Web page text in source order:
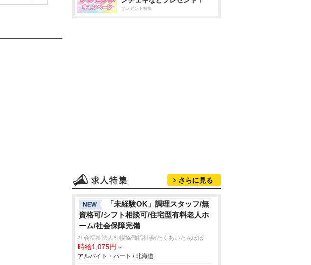
プレゼント特集
さらに見る
NEW
「未経験OK」調理スタッフ/無
資格可/シフト相談可/住宅型有料老人ホ
ーム/社会保障完備
社会福祉法人札幌協働福祉会/たくあいたんぽぽ
時給1,075円～
アルバイト・パート / 北海道